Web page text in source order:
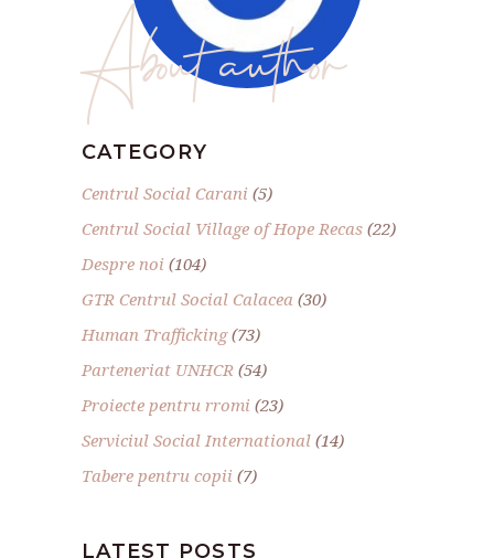
About author
CATEGORY
Centrul Social Carani (5)
Centrul Social Village of Hope Recas (22)
Despre noi (104)
GTR Centrul Social Calacea (30)
Human Trafficking(73)
Parteneriat UNHCR (54)
Proiecte pentru rromi (23)
Serviciul Social International (14)
Tabere pentru copii (7)
LATEST POSTS